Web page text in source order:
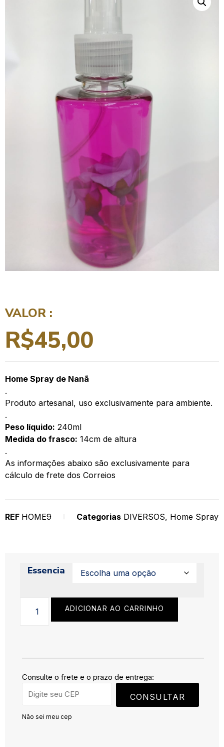
VALOR :
R$45,00
Home Spray de Nanã
.
Produto artesanal, uso exclusivamente para ambiente.
.
Peso líquido: 240ml
Medida do frasco: 14cm de altura
.
As informações abaixo são exclusivamente para
cálculo de frete dos Correios
REF HOME9 Categorias DIVERSOS, Home Spray
Essencia
ADICIONAR AO CARRINHO
Consulte o frete e o prazo de entrega:
CONSULTAR
Não sei meu cep